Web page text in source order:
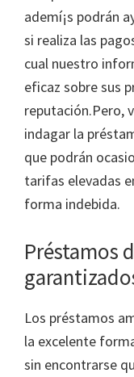
ademí¡s podrán
si realiza las
cual nuestro
eficaz sobre sus
reputación.Pero,
indagar la
que podrán
tarifas elevadas
forma indebida.
Préstamos
Los préstamos
la excelente
sin encontrarse